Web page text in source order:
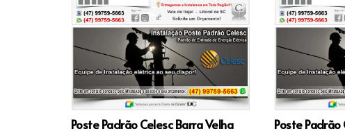
Poste Padrão Celesc Barra Velha Poste Padrão